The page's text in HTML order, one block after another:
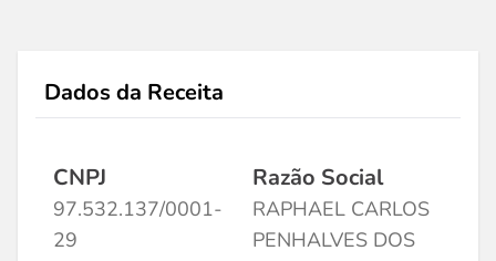
Dados da Receita
CNPJ
97.532.137/0001-
29
Razão Social
RAPHAEL CARLOS
PENHALVES DOS